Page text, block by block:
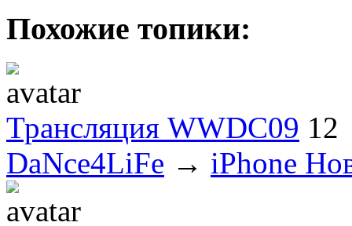
Похожие топики:
Трансляция WWDC09 12
DaNce4LiFe → iPhone